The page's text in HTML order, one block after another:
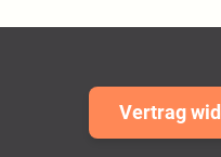
Vertrag